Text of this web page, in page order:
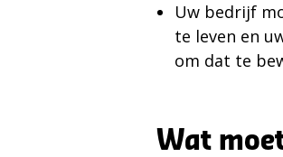
Uw bedrijf
te leven en
om dat te
Wat